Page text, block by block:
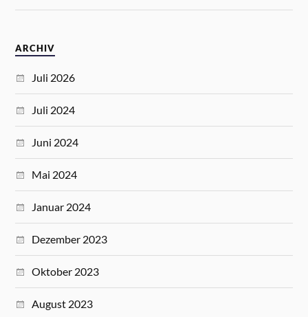
ARCHIV
Juli 2026
Juli 2024
Juni 2024
Mai 2024
Januar 2024
Dezember 2023
Oktober 2023
August 2023